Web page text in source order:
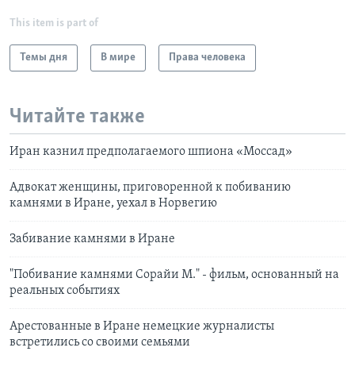
This item is part of
Темы дня В мире Права человека
Читайте также
Иран казнил предполагаемого шпиона «Моссад»
Адвокат женщины, приговоренной к побиванию
камнями в Иране, уехал в Норвегию
Забивание камнями в Иране
"Побивание камнями Сорайи М." - фильм, основанный на
реальных событиях
Арестованные в Иране немецкие журналисты
встретились со своими семьями